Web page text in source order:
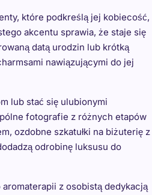
które podkreślą jej kobiecość,
akcentu sprawia, że staje się
datą urodzin lub krótką
nawiązującymi do jej
lub stać się ulubionymi
fotografie z różnych etapów
ozdobne szkatułki na biżuterię z
odrobinę luksusu do
z osobistą dedykacją